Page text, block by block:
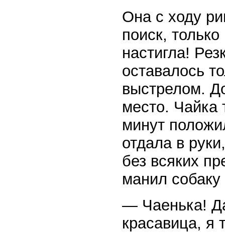
Она с ходу
поиск,
настигла!
оставалось
выстрелом.
место. Чайка
минут
отдала в
без всяких
манил собаку
— Чаенька!
красавица, я